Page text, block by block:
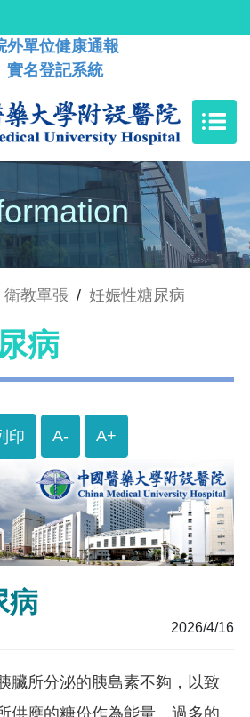
外單位健康通報
實名登記系統
衛教單張 / 妊娠性糖尿病
病
印 A- A+
病
2026/4/16
臟所分泌的胰島素不夠，以致